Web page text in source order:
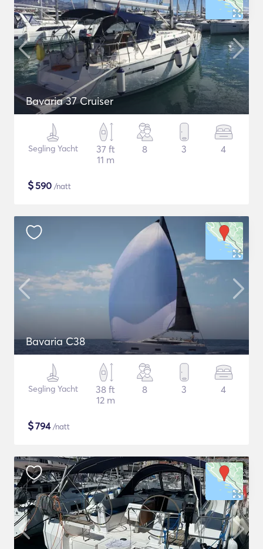
Bavaria 37 Cruiser
Segling Yacht
37 ft
11 m
8 3 4
$590 /natt
Bavaria C38
Segling Yacht
38 ft
12 m
8 3 4
$794/natt